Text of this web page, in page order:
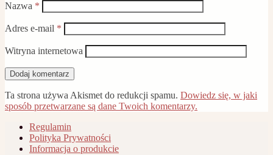
Nazwa *
Adres e-mail *
Witryna internetowa
Ta strona używa Akismet do redukcji spamu. Dowiedz się, w jaki
sposób przetwarzane są dane Twoich komentarzy.
Regulamin
Polityka Prywatności
Informacja o produkcie